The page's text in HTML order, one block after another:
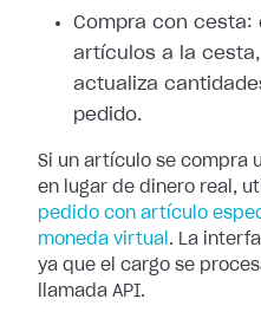
Compra con cesta:
artículos a la
actualiza
pedido.
Si un artículo se compra
en lugar de dinero real,
pedido con artículo
moneda virtual . La
ya que el cargo se
llamada API.